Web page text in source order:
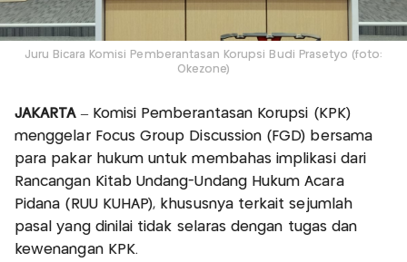
Juru Bicara Komisi Pemberantasan Korupsi Budi Prasetyo (foto:
Okezone)
JAKARTA– Komisi Pemberantasan Korupsi (KPK)
menggelar Focus Group Discussion (FGD) bersama
para pakar hukum untuk membahas implikasi dari
Rancangan Kitab Undang-Undang Hukum Acara
Pidana (RUU KUHAP), khususnya terkait sejumlah
pasal yang dinilai tidak selaras dengan tugas dan
kewenangan KPK.